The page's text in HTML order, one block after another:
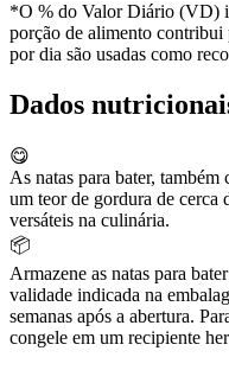
*O % do Valor Diário (VD)
porção de alimento contribui
por dia são usadas como
Dados
😋
As natas para bater, também
um teor de gordura de cerca
versáteis na culinária.
📦
Armazene as natas para
validade indicada na
semanas após a abertura.
congele em um recipiente